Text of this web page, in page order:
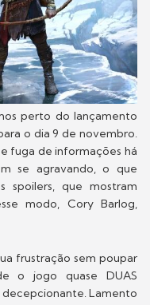
perto do lançamento
o dia 9 de novembro.
fuga de informações há
se agravando, o que
spoilers, que mostram
modo, Cory Barlog,
frustração sem poupar
o jogo quase DUAS
decepcionante. Lamento